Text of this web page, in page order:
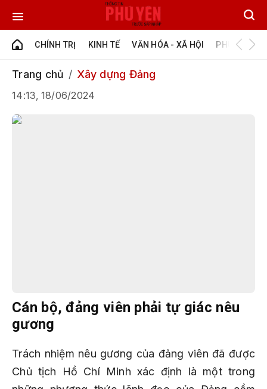
CHÍNH TRỊ KINH TẾ VĂN HÓA - XÃ HỘI PHÚ YÊN -
Trang chủ Xây dựng Đảng
14:13, 18/06/2024
Cán bộ, đảng viên phải tự giác nêu
gương
Trách nhiệm nêu gương của đảng viên đã được
Chủ tịch Hồ Chí Minh xác định là một trong